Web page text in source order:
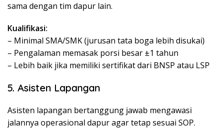
sama dengan tim dapur lain.
Kualifikasi:
– Minimal SMA/SMK (jurusan tata boga lebih disukai)
– Pengalaman memasak porsi besar ±1 tahun
– Lebih baik jika memiliki sertifikat dari BNSP atau LSP
5. Asisten Lapangan
Asisten lapangan bertanggung jawab mengawasi
jalannya operasional dapur agar tetap sesuai SOP.